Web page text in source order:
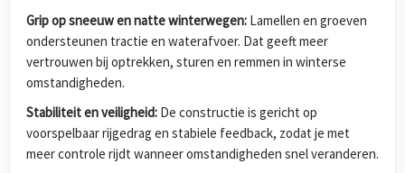
Grip op sneeuw en natte winterwegen: Lamellen en groeven
ondersteunen tractie en waterafvoer. Dat geeft meer
vertrouwen bij optrekken, sturen en remmen in winterse
omstandigheden.
Stabiliteit en veiligheid: De constructie is gericht op
voorspelbaar rijgedrag en stabiele feedback, zodat je met
meer controle rijdt wanneer omstandigheden snel veranderen.